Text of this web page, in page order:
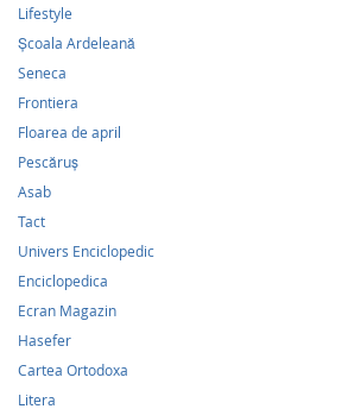
Lifestyle
Școala Ardeleană
Seneca
Frontiera
Floarea de april
Pescăruş
Asab
Tact
Univers Enciclopedic
Enciclopedica
Ecran Magazin
Hasefer
Cartea Ortodoxa
Litera